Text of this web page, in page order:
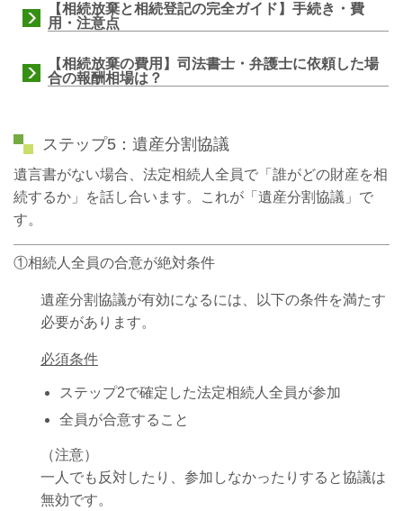
【相続放棄と相続登記の完全ガイド】手続き・費
用・注意点
【相続放棄の費用】司法書士・弁護士に依頼した場
合の報酬相場は？
ステップ5：遺産分割協議
遺言書がない場合、法定相続人全員で「誰がどの財産を相
続するか」を話し合います。これが「遺産分割協議」で
す。
①相続人全員の合意が絶対条件
遺産分割協議が有効になるには、以下の条件を満たす
必要があります。
必須条件
ステップ2で確定した法定相続人全員が参加
全員が合意すること
（注意）
一人でも反対したり、参加しなかったりすると協議は
無効です。